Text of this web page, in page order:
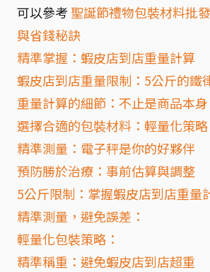
可以參考 聖誕節禮物包裝材料批
與省錢秘訣
精準掌握：蝦皮店到店重量計算
蝦皮店到店重量限制：5公斤的鐵
重量計算的細節：不止是商品本身
選擇合適的包裝材料：輕量化策略
精準測量：電子秤是你的好夥伴
預防勝於治療：事前估算與調整
5公斤限制：掌握蝦皮店到店重量
精準測量，避免誤差：
輕量化包裝策略：
精準稱重：避免蝦皮店到店超重